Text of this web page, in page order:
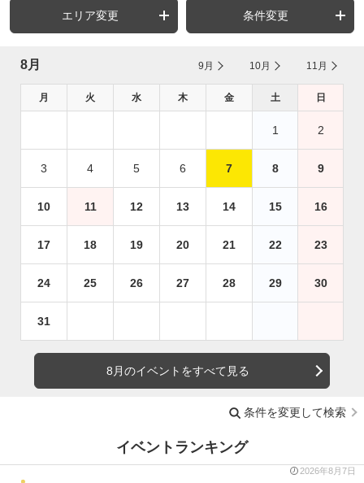
エリア変更 条件変更
8月 9月 10月 11月
月 火 水 木 金 土 日
1 2
3 4 5 6 7 8 9
10 11 12 13 14 15 16
17 18 19 20 21 22 23
24 25 26 27 28 29 30
31
8月のイベントをすべて見る
条件を変更して検索
イベントランキング
2026年8月7日